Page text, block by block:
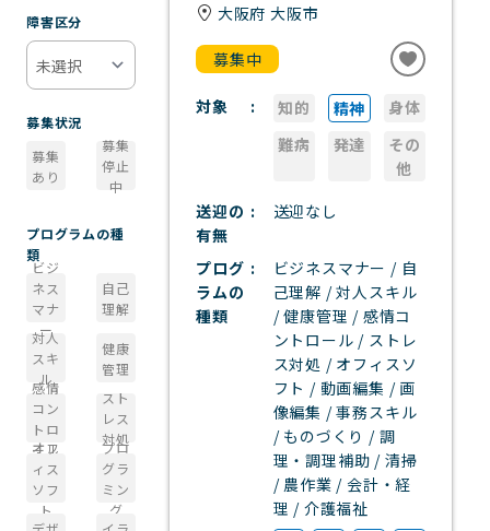
障害区分
募集状況
募集
あり
募集
停止
中
プログラムの種
類
ビジ
ネス
マナ
ー
自己
理解
対人
スキ
ル
健康
管理
感情
コン
トロ
ール
スト
レス
対処
オフ
ィス
ソフ
ト
プロ
グラ
ミン
グ
大阪府 大阪市
募集中
対象 知的 精神
身体
難病
発達
その
他
送迎の
有無
送迎なし
プログ
ラムの
種類
ビジネスマナー / 自
己理解 / 対人スキル
/ 健康管理 / 感情コ
ントロール / ストレ
ス対処 / オフィスソ
フト / 動画編集 / 画
像編集 / 事務スキル
/ ものづくり / 調
理・調理補助 / 清掃
/ 農作業 / 会計・経
理 / 介護福祉